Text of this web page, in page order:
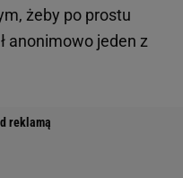
żeby po prostu
anonimowo jeden z